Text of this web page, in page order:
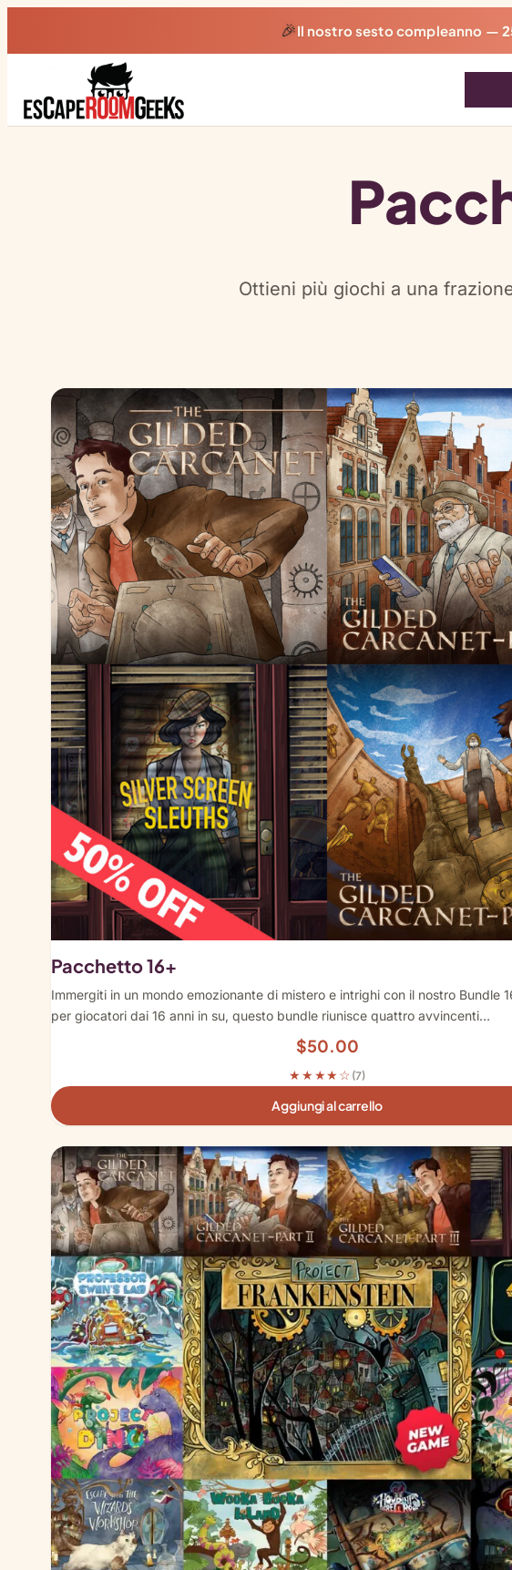
🎉Il nostro sesto compleanno —
Ottieni più giochi a una
Pacchetto 16+
Immergiti in un mondo emozionante di mistero e intrighi con il nostro Bundle
per giocatori dai 16 anni in su, questo bundle riunisce quattro avvincenti…
$50.00
★★★★☆ (7)
Aggiungi al carrello